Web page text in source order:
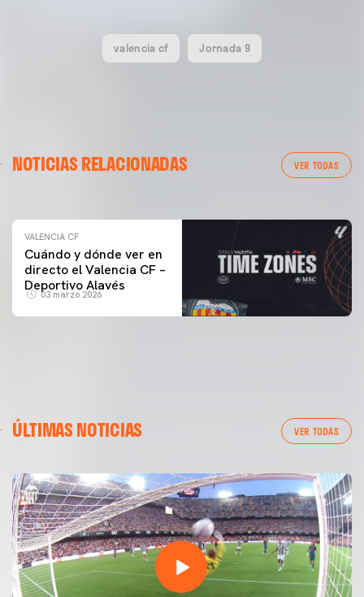
valencia cf Jornada 9
NOTICIAS RELACIONADAS VER TODAS
ENTRENAMIENTO DEL VALENCIA CF 04/03/26
VALENCIA CF
Cuándo y dónde ver en
directo el Valencia CF –
Deportivo Alavés
03 marzo 2026
ÚLTIMAS NOTICIAS VER TODAS